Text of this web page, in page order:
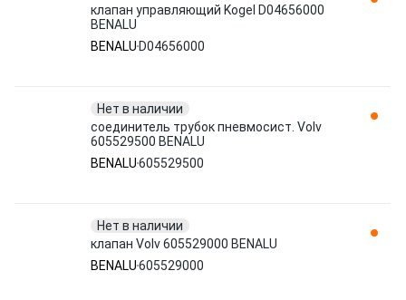
клапан управляющий Kogel D04656000
BENALU
BENALU D04656000
Нет в наличии
соединитель трубок пневмосист. Volv
605529500 BENALU
BENALU605529500
Нет в наличии
клапан Volv 605529000 BENALU
BENALU605529000